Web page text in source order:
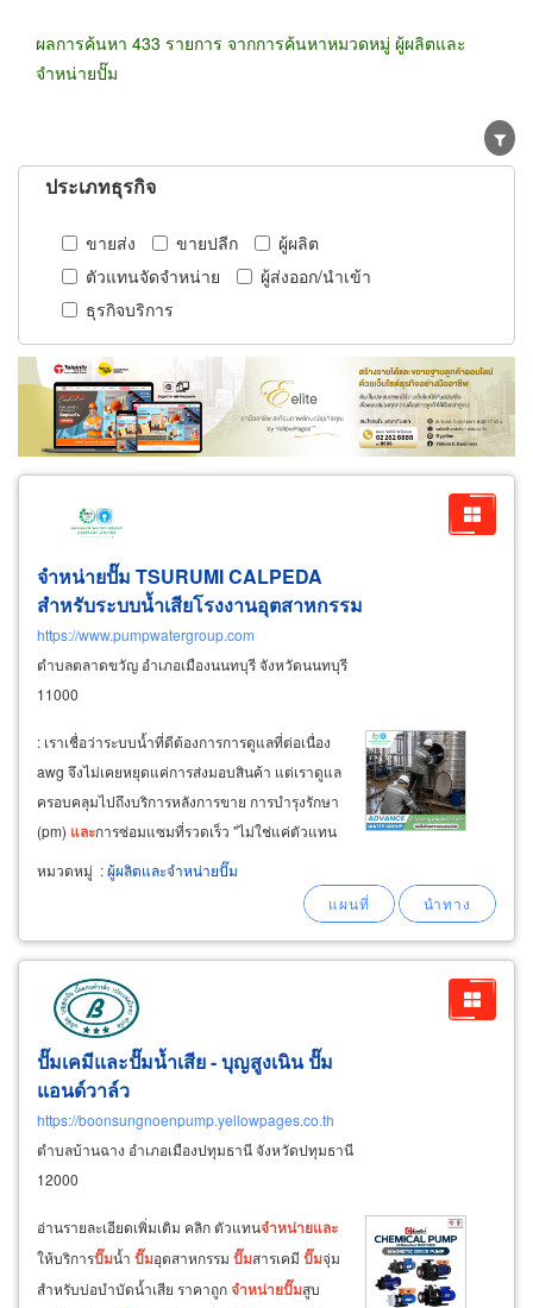
ผลการค้นหา 433 รายการ จากการค้นหาหมวดหมู่ ผู้ผลิตและ
จำหน่ายปั๊ม
ประเภทธุรกิจ
ขายส่ง ขายปลีก
ผู้ผลิต
ตัวแทนจัดจำหน่าย
ผู้ส่งออก/นำเข้า
ธุรกิจบริการ
จำหน่ายปั๊ม TSURUMI CALPEDA
สำหรับระบบน้ำเสียโรงงานอุตสาหกรรม
https://www.pumpwatergroup.com
ตำบลตลาดขวัญ อำเภอเมืองนนทบุรี จังหวัดนนทบุรี
11000
: เราเชื่อว่าระบบน้ำที่ดีต้องการการดูแลที่ต่อเนื่อง
awg จึงไม่เคยหยุดแค่การส่งมอบสินค้า แต่เราดูแล
ครอบคลุมไปถึงบริการหลังการขาย การบำรุงรักษา
(pm) และการซ่อมแซมที่รวดเร็ว "ไม่ใช่แค่ตัวแทน
แต่เราคือทีมวิศวกรคู่คิด ที่พร้อมเคียงข้าง
ดูแลระบบน้ำเสีย-น้ำดี ให้ธุรกิจของคุณเดิน
หมวดหมู่ :ผู้ผลิตและจำหน่ายปั๊ม
ปั๊มเคมีและปั๊มน้ำเสีย - บุญสูงเนิน ปั๊ม
แอนด์วาล์ว
https://boonsungnoenpump.yellowpages.co.th
ตำบลบ้านฉาง อำเภอเมืองปทุมธานี จังหวัดปทุมธานี
12000
อ่านรายละเอียดเพิ่มเติม คลิก ตัวแทนจำหน่ายและ
ให้บริการปั๊มน้ำ ปั๊มอุตสาหกรรม ปั๊มสารเคมี ปั๊มจุ่ม
สำหรับบ่อบำบัดน้ำเสีย ราคาถูกจำหน่ายปั๊มสูบ